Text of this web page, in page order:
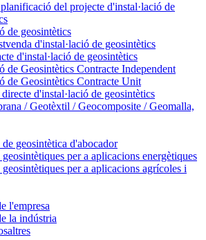
del projecte d'instal·lació de
de geosintètics
d'instal·lació de geosintètics
d'instal·lació de geosintètics
de Geosintètics Contracte Independent
de Geosintètics Contracte Unit
d'instal·lació de geosintètics
/ Geotèxtil / Geocomposite / Geomalla,
geosintètica d'abocador
per a aplicacions energètiques
per a aplicacions agrícoles i
l'empresa
la indústria